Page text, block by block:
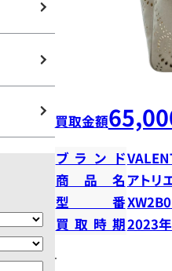
買取金額
ブランド
商品名アトリ
型番
買取時期2023